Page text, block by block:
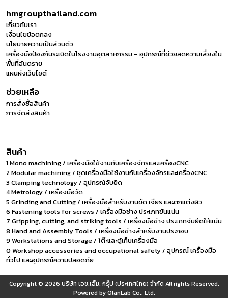
hmgroupthailand.com
เกี่ยวกับเรา
เงื่อนไขข้อตกลง
นโยบายความเป็นส่วนตัว
เครื่องมือป้องกันระเบิดในโรงงานอุตสาหกรรม – อุปกรณ์ที่ช่วยลดความเสี่ยงใน
พื้นที่อันตราย
แผนผังเว็บไซต์
ช่วยเหลือ
การสั่งซื้อสินค้า
การจัดส่งสินค้า
สินค้า
1 Mono machining / เครื่องมือใช้งานกับเครื่องจักรและเครื่องCNC
2 Modular machining / ชุดเครื่องมือใช้งานกับเครื่องจักรและเครื่องCNC
3 Clamping technology / อุปกรณ์จับยึด
4 Metrology / เครื่องมือวัด
5 Grinding and Cutting / เครื่องมือสำหรับงานขัด เจียร และตกแต่งผิว
6 Fastening tools for screws / เครื่องมือช่าง ประเภทขันแน่น
7 Gripping, cutting, and striking tools / เครื่องมือช่าง ประเภทจับยึดให้แน่น
8 Hand and Assembly Tools / เครื่องมือช่างสำหรับงานประกอบ
9 Workstations and Storage / โต๊ะและตู้เก็บเครื่องมือ
0 Workshop accessories and occupational safety / อุปกรณ์ เครื่องมือ
ทั่วไป และอุปกรณ์ความปลอดภัย
Copyright © 2026 บริษัท เอช.เอ็ม. กรุ๊ป (ประเทศไทย) จำกัด All rights Reserved.
Powered byOlanLab Co., Ltd.